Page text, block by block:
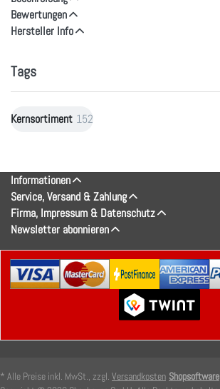
Bewertungen
Hersteller Info
Tags
Kernsortiment 152
Informationen
Service, Versand & Zahlung
Firma, Impressum & Datenschutz
Newsletter abonnieren
* Alle Preise inkl. MwSt., zzgl. Versandkosten Shopsoftware